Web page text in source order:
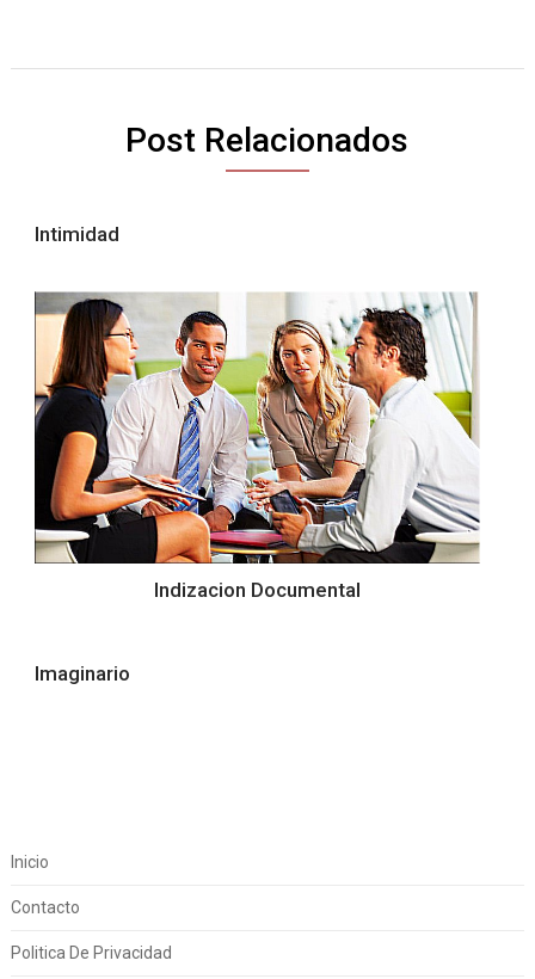
Post Relacionados
Intimidad
Indizacion Documental
Imaginario
Inicio
Contacto
Politica De Privacidad